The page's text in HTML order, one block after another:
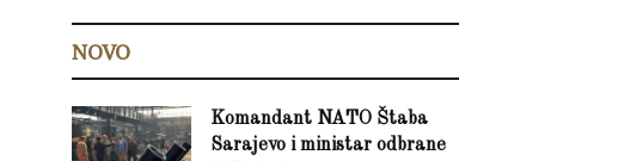
NOVO
Komandant NATO Štaba
Sarajevo i ministar odbrane